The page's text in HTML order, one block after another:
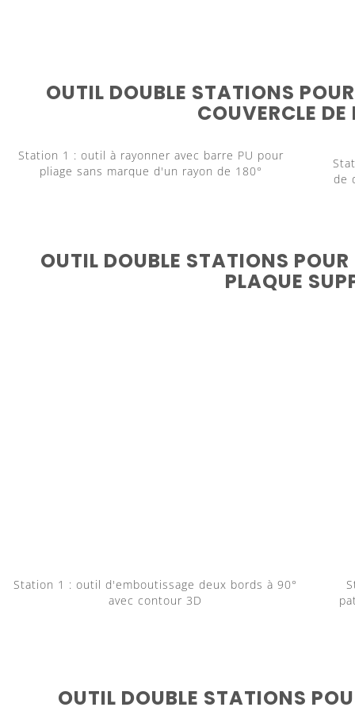
OUTIL DOUBLE STATIONS
COUVERCLE DE
Station 1 : outil à rayonner avec barre PU pour
pliage sans marque d'un rayon de 180°
de
OUTIL DOUBLE STATIONS
PLAQUE
Station 1 : outil d'emboutissage deux bords à 90°
avec contour 3D
OUTIL DOUBLE STATIONS